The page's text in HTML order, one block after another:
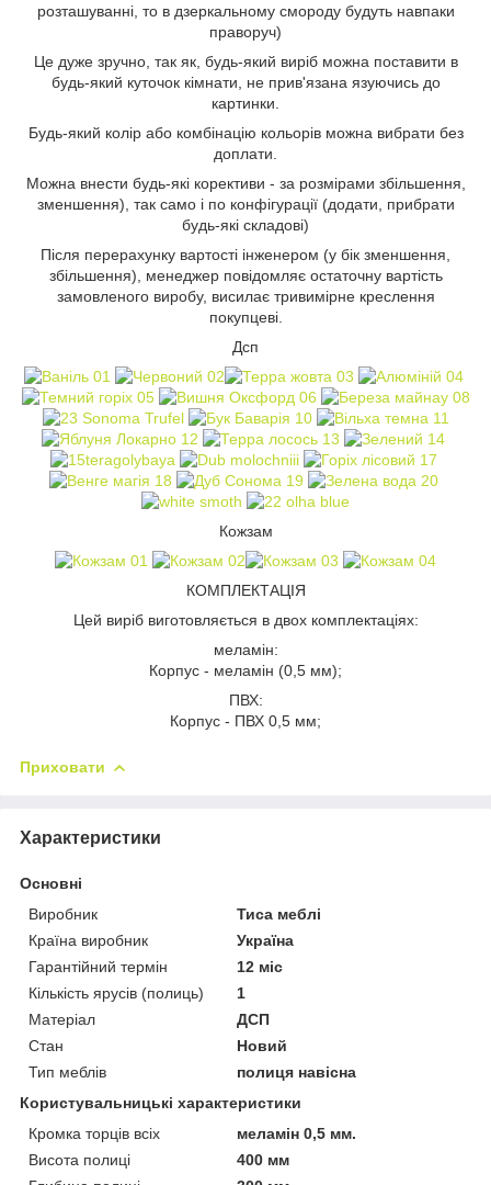
розташуванні, то в дзеркальному смороду будуть навпаки
праворуч)
Це дуже зручно, так як, будь-який виріб можна поставити в
будь-який куточок кімнати, не прив'язана язуючись до
картинки.
Будь-який колір або комбінацію кольорів можна вибрати без
доплати.
Можна внести будь-які корективи - за розмірами збільшення,
зменшення), так само і по конфігурації (додати, прибрати
будь-які складові)
Після перерахунку вартості інженером (у бік зменшення,
збільшення), менеджер повідомляє остаточну вартість
замовленого виробу, висилає тривимірне креслення
покупцеві.
Дсп
Кожзам
КОМПЛЕКТАЦІЯ
Цей виріб виготовляється в двох комплектаціях:
меламін:
Корпус - меламін (0,5 мм);
ПВХ:
Корпус - ПВХ 0,5 мм;
Приховати
Характеристики
Основні
Виробник
Тиса меблі
Країна виробник
Україна
Гарантійний термін
12 міс
Кількість ярусів (полиць)
1
Матеріал
ДСП
Стан
Новий
Тип меблів
полиця навісна
Користувальницькі характеристики
Кромка торців всіх
меламін 0,5 мм.
Висота полиці
400 мм